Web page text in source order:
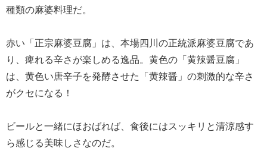
種類の麻婆料理だ。
赤い「正宗麻婆豆腐」は、本場四川の正統派麻婆豆腐であ
り、痺れる辛さが楽しめる逸品。黄色の「黄辣醤豆腐」
は、黄色い唐辛子を発酵させた「黄辣醤」の刺激的な辛さ
がクセになる！
ビールと一緒にほおばれば、食後にはスッキリと清涼感す
ら感じる美味しさなのだ。